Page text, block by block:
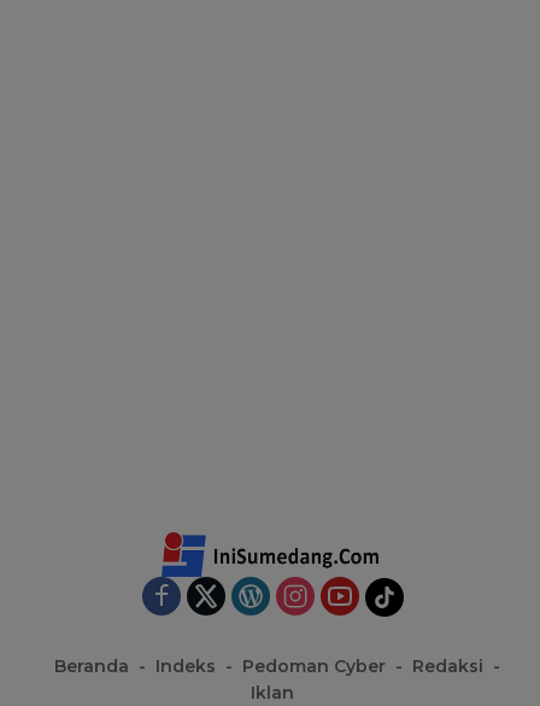
Beranda Indeks Pedoman Cyber
Redaksi
Iklan